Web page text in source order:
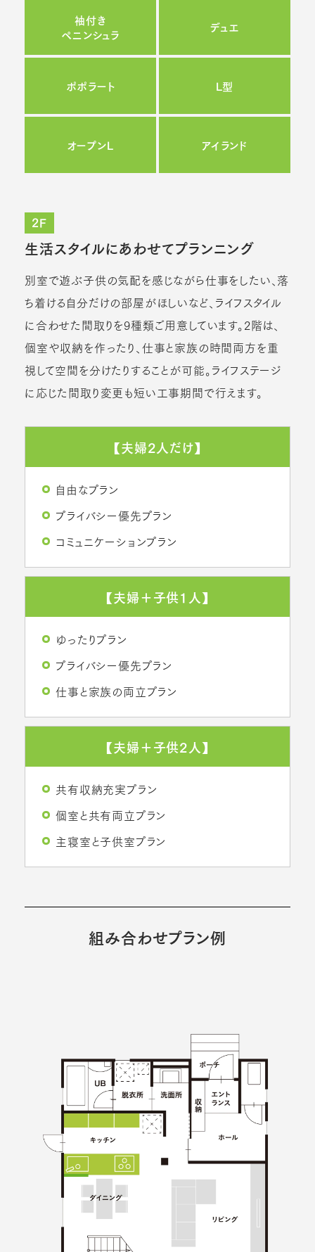
袖付き
ペニンシュラ
デュエ
ポポラート L型
オープンL アイランド
2F
生活スタイルにあわせてプランニング
別室で遊ぶ子供の気配を感じながら仕事をしたい、落
ち着ける自分だけの部屋がほしいなど、ライフスタイル
に合わせた間取りを9種類ご用意しています。2階は、
個室や収納を作ったり、仕事と家族の時間両方を重
視して空間を分けたりすることが可能。ライフステージ
に応じた間取り変更も短い工事期間で行えます。
【夫婦2人だけ】
自由なプラン
プライバシー優先プラン
コミュニケーションプラン
【夫婦＋子供1人】
ゆったりプラン
プライバシー優先プラン
仕事と家族の両立プラン
【夫婦＋子供2人】
共有収納充実プラン
個室と共有両立プラン
主寝室と子供室プラン
組み合わせプラン例